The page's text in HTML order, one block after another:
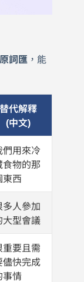
詞匯 ，能
替代解釋
(中文)
們用來冷
食物的那
東西
多人參加
大型會議
重要且需
儘快完成
事情